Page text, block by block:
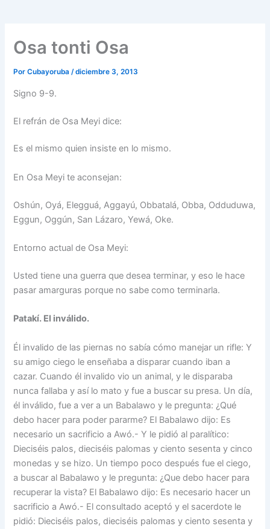
Osa tonti Osa
PorCubayoruba/diciembre 3, 2013
Signo 9-9.
El refrán de Osa Meyi dice:
Es el mismo quien insiste en lo mismo.
En Osa Meyi te aconsejan:
Oshún, Oyá, Elegguá, Aggayú, Obbatalá, Obba, Odduduwa,
Eggun, Oggún, San Lázaro, Yewá, Oke.
Entorno actual de Osa Meyi:
Usted tiene una guerra que desea terminar, y eso le hace
pasar amarguras porque no sabe como terminarla.
Patakí. El inválido.
Él invalido de las piernas no sabía cómo manejar un rifle: Y
su amigo ciego le enseñaba a disparar cuando iban a
cazar. Cuando él invalido vio un animal, y le disparaba
nunca fallaba y así lo mato y fue a buscar su presa. Un día,
él inválido, fue a ver a un Babalawo y le pregunta: ¿Qué
debo hacer para poder pararme? El Babalawo dijo: Es
necesario un sacrificio a Awó.- Y le pidió al paralítico:
Dieciséis palos, dieciséis palomas y ciento sesenta y cinco
monedas y se hizo. Un tiempo poco después fue el ciego,
a buscar al Babalawo y le pregunta: ¿Que debo hacer para
recuperar la vista? El Babalawo dijo: Es necesario hacer un
sacrificio a Awó.- El consultado aceptó y el sacerdote le
pidió: Dieciséis palos, dieciséis palomas y ciento sesenta y